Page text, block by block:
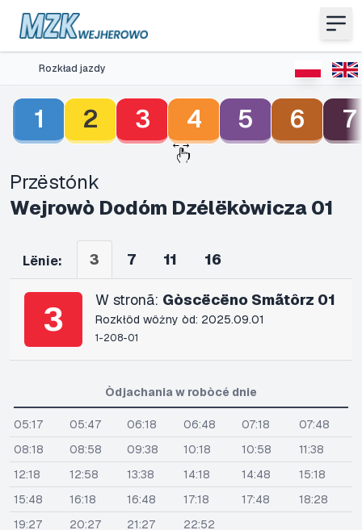
Rozkład jazdy
1 2 3 4 5 6 7
Przëstónk
Wejrowò Dodóm Dzélëkòwicza 01
Lënie: 3 7 11 16
3 W stronã: Gòscëcëno Smãtôrz 01
Rozkłôd wôżny òd: 2025.09.01
1-208-01
Òdjachania w robòcé dnie
05:17 05:47 06:18 06:48 07:18
07:48
08:18
08:58 09:38 10:18 10:58
11:38
12:18
12:58 13:38 14:18 14:48
15:18
15:48
16:18 16:48 17:18 17:48
18:28
19:27
20:27 21:27
22:52